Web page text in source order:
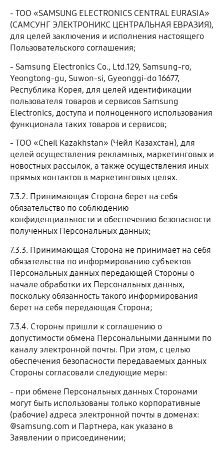
- ТОО «SAMSUNG ELECTRONICS CENTRAL EURASIA»
(САМСУНГ ЭЛЕКТРОНИКС ЦЕНТРАЛЬНАЯ ЕВРАЗИЯ),
для целей заключения и исполнения настоящего
Пользовательского соглашения;
- Samsung Electronics Co., Ltd.129, Samsung-ro,
Yeongtong-gu, Suwon-si, Gyeonggi-do 16677,
Республика Корея, для целей идентификации
пользователя товаров и сервисов Samsung
Electronics, доступа и полноценного использования
функционала таких товаров и сервисов;
- ТОО «Cheil Kazakhstan» (Чейл Казахстан), для
целей осуществления рекламных, маркетинговых и
новостных рассылок, а также осуществления иных
прямых контактов в маркетинговых целях.
7.3.2. Принимающая Сторона берет на себя
обязательство по соблюдению
конфиденциальности и обеспечению безопасности
полученных Персональных данных;
7.3.3. Принимающая Сторона не принимает на себя
обязательства по информированию субъектов
Персональных данных передающей Стороны о
начале обработки их Персональных данных,
поскольку обязанность такого информирования
берет на себя передающая Сторона;
7.3.4. Стороны пришли к соглашению о
допустимости обмена Персональными данными по
каналу электронной почты. При этом, с целью
обеспечения безопасности передаваемых данных
Стороны согласовали следующие меры:
- при обмене Персональных данных Сторонами
могут быть использованы только корпоративные
(рабочие) адреса электронной почты в доменах:
@samsung.com и Партнера, как указано в
Заявлении о присоединении;